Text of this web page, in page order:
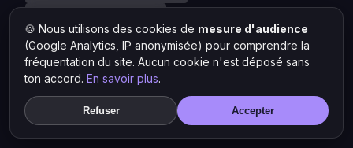
Hit Lokal ·L'actu rap & musique urbaine
© 2026 — Tous droits réservés ·
cookies
🍪 Nous utilisons des cookies de mesure d'audience
(Google Analytics, IP anonymisée) pour comprendre la
fréquentation du site. Aucun cookie n'est déposé sans
ton accord. En savoir plus.
Refuser Accepter